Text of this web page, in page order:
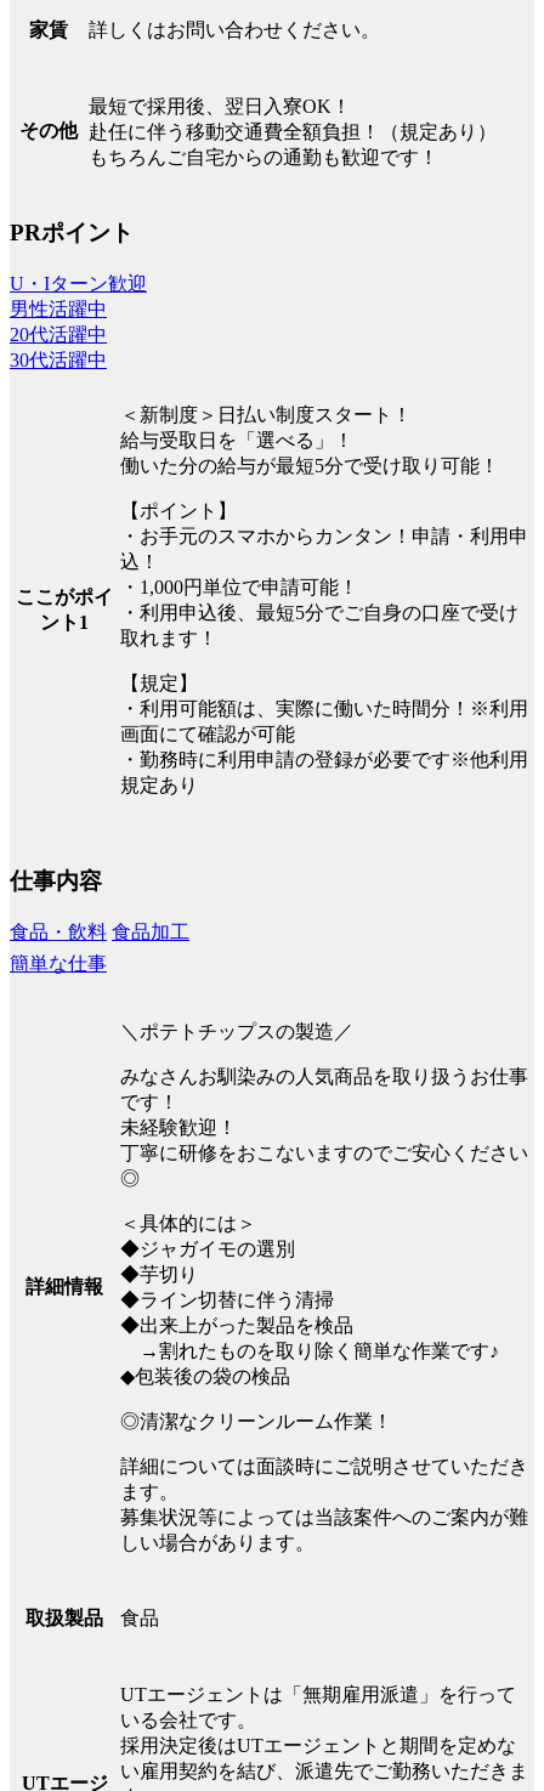
家賃 詳しくはお問い合わせください。
その他
最短で採用後、翌日入寮OK！
赴任に伴う移動交通費全額負担！（規定あり）
もちろんご自宅からの通勤も歓迎です！
PRポイント
U・Iターン歓迎
男性活躍中
20代活躍中
30代活躍中
ここがポイ
ント1
＜新制度＞日払い制度スタート！
給与受取日を「選べる」！
働いた分の給与が最短5分で受け取り可能！
【ポイント】
・お手元のスマホからカンタン！申請・利用申
込！
・1,000円単位で申請可能！
・利用申込後、最短5分でご自身の口座で受け
取れます！
【規定】
・利用可能額は、実際に働いた時間分！※利用
画面にて確認が可能
・勤務時に利用申請の登録が必要です※他利用
規定あり
仕事内容
食品・飲料 食品加工
簡単な仕事
詳細情報
＼ポテトチップスの製造／
みなさんお馴染みの人気商品を取り扱うお仕事
です！
未経験歓迎！
丁寧に研修をおこないますのでご安心ください
◎
＜具体的には＞
◆ジャガイモの選別
◆芋切り
◆ライン切替に伴う清掃
◆出来上がった製品を検品
→割れたものを取り除く簡単な作業です♪
◆包装後の袋の検品
◎清潔なクリーンルーム作業！
詳細については面談時にご説明させていただき
ます。
募集状況等によっては当該案件へのご案内が難
しい場合があります。
取扱製品 食品
UTエージ
UTエージェントは「無期雇用派遣」を行って
いる会社です。
採用決定後はUTエージェントと期間を定めな
い雇用契約を結び、派遣先でご勤務いただきま